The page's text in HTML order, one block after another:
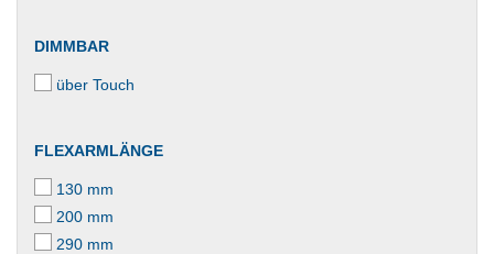
DIMMBAR
über Touch
FLEXARMLÄNGE
130 mm
200 mm
290 mm